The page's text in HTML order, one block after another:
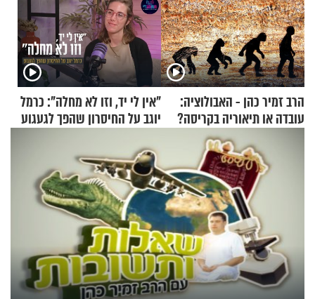
הרב זמיר כהן - האבולוציה:
עובדה או תיאוריה בקריסה?
"אין לי יד, וזו לא מחלה": כרמל
יוגב על החיסרון שהפך לגעגוע